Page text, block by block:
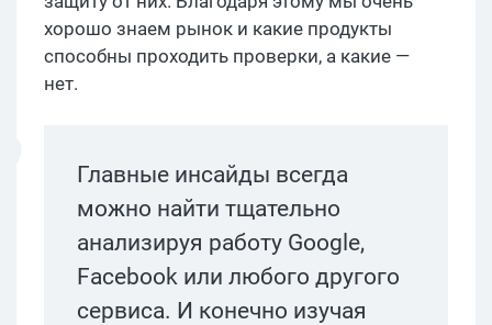
хорошо знаем рынок и какие продукты
способны проходить проверки, а какие —
нет.
Главные инсайды всегда
можно найти тщательно
анализируя работу Google,
Facebook или любого другого
сервиса. И конечно изучая